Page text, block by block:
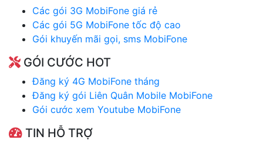
Các gói 3G MobiFone giá rẻ
Các gói 5G MobiFone tốc độ cao
Gói khuyến mãi gọi, sms MobiFone
GÓI CƯỚC HOT
Đăng ký 4G MobiFone tháng
Đăng ký gói Liên Quân Mobile MobiFone
Gói cước xem Youtube MobiFone
TIN HỖ TRỢ